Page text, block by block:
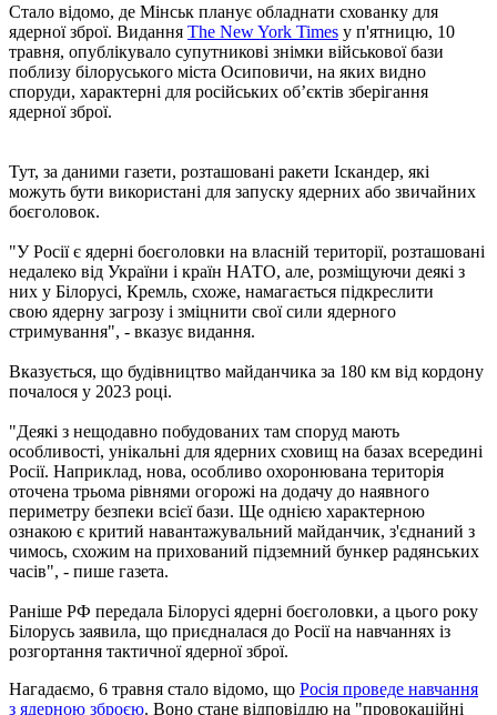
Стало відомо, де Мінськ планує обладнати схованку для
ядерної зброї. Видання The New York Times у п'ятницю, 10
травня, опублікувало супутникові знімки військової бази
поблизу білоруського міста Осиповичи, на яких видно
споруди, характерні для російських об’єктів зберігання
ядерної зброї.
Тут, за даними газети, розташовані ракети Іскандер, які
можуть бути використані для запуску ядерних або звичайних
боєголовок.
"У Росії є ядерні боєголовки на власній території, розташовані
недалеко від України і країн НАТО, але, розміщуючи деякі з
них у Білорусі, Кремль, схоже, намагається підкреслити
свою ядерну загрозу і зміцнити свої сили ядерного
стримування", - вказує видання.
Вказується, що будівництво майданчика за 180 км від кордону
почалося у 2023 році.
"Деякі з нещодавно побудованих там споруд мають
особливості, унікальні для ядерних сховищ на базах всередині
Росії. Наприклад, нова, особливо охоронювана територія
оточена трьома рівнями огорожі на додачу до наявного
периметру безпеки всієї бази. Ще однією характерною
ознакою є критий навантажувальний майданчик, з'єднаний з
чимось, схожим на прихований підземний бункер радянських
часів", - пише газета.
Раніше РФ передала Білорусі ядерні боєголовки, а цього року
Білорусь заявила, що приєдналася до Росії на навчаннях із
розгортання тактичної ядерної зброї.
Нагадаємо, 6 травня стало відомо, що Росія проведе навчання
з ядерною зброєю. Воно стане відповіддю на "провокаційні